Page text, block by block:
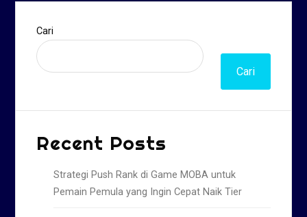
Cari
Cari
Recent Posts
Strategi Push Rank di Game MOBA untuk
Pemain Pemula yang Ingin Cepat Naik Tier